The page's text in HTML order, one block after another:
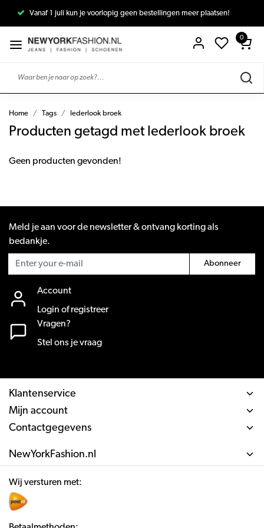
Vanaf 1 juli kun je voorlopig geen bestellingen meer plaatsen!
0
Home Tags lederlook broek
Producten getagd met lederlook broek
Geen producten gevonden!
Meld je aan voor de newsletter & ontvang korting als
bedankje.
Abonneer
Account
Login of registreer
Vragen?
Stel ons je vraag
Klantenservice
Mijn account
Contactgegevens
NewYorkFashion.nl
Wij versturen met: